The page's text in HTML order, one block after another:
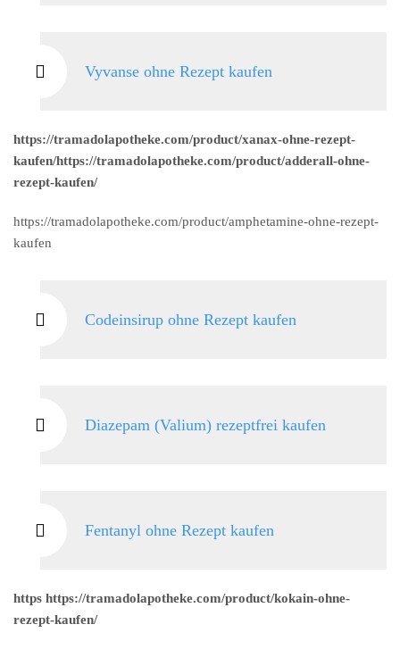
Vyvanse ohne Rezept kaufen
https://tramadolapotheke.com/product/xanax-ohne-rezept-
kaufen/https://tramadolapotheke.com/product/adderall-ohne-
rezept-kaufen/
https://tramadolapotheke.com/product/amphetamine-ohne-rezept-
kaufen
Codeinsirup ohne Rezept kaufen
Diazepam (Valium) rezeptfrei kaufen
Fentanyl ohne Rezept kaufen
https https://tramadolapotheke.com/product/kokain-ohne-
rezept-kaufen/